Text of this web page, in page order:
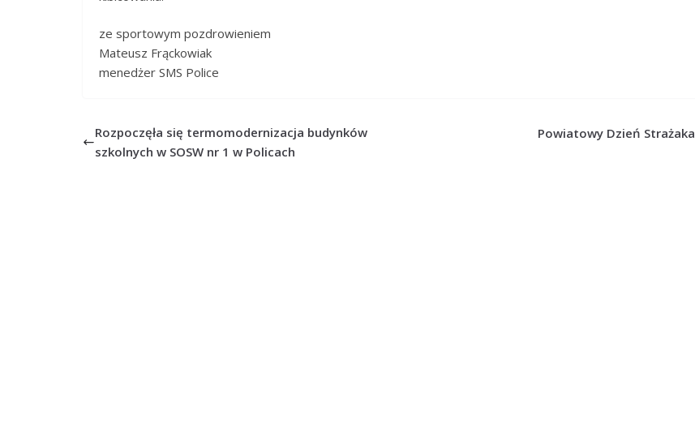
ze sportowym pozdrowieniem
Mateusz Frąckowiak
menedżer SMS Police
Rozpoczęła się termomodernizacja budynków
szkolnych w SOSW nr 1 w Policach
Powiatowy Dzień Strażaka